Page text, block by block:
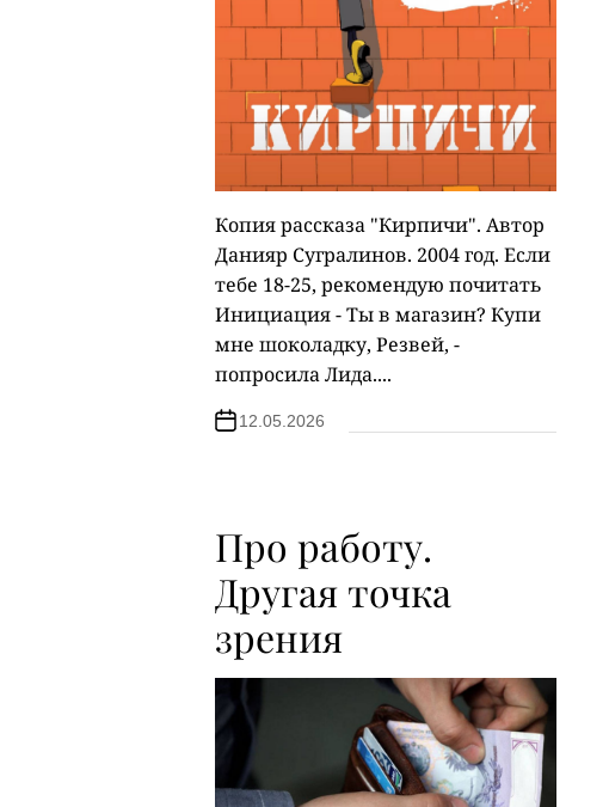
Копия рассказа "Кирпичи". Автор
Данияр Сугралинов. 2004 год. Если
тебе 18-25, рекомендую почитать
Инициация - Ты в магазин? Купи
мне шоколадку, Резвей, -
попросила Лида....
12.05.2026
Про работу.
Другая точка
зрения